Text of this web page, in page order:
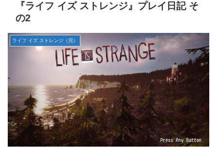
『ライフ イズ ストレンジ』プレイ日記 そ
の2
ライフ イズ ストレンジ（完）